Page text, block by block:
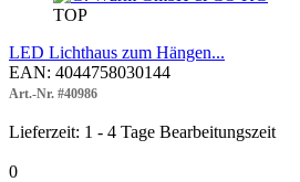
TOP
LED Lichthaus zum Hängen...
EAN: 4044758030144
Art.-Nr. #40986
Lieferzeit: 1 - 4 Tage Bearbeitungszeit
0